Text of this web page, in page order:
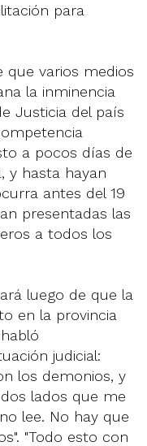
para
que varios medios
la inminencia
Justicia del país
a pocos días de
y hasta hayan
antes del 19
presentadas las
a todos los
luego de que la
en la provincia
judicial:
los demonios, y
lados que me
lee. No hay que
"Todo esto con